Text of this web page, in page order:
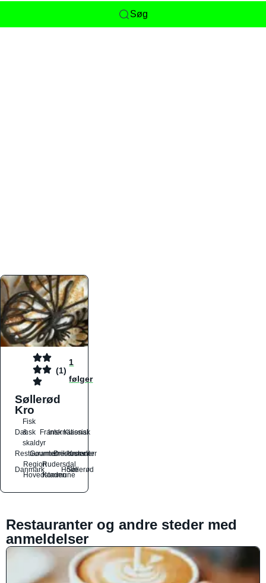
Søg
(1)
1
følger
Søllerød
Kro
Dansk
Fisk
&
skaldyr
Fransk
International
Klassisk
Restauranter
Gourmetrestauranter
Drikkesteder
Kroer
Danmark
Region
Hovedstaden
Rudersdal
Kommune
Holte
Søllerød
Restauranter og andre steder med
anmeldelser